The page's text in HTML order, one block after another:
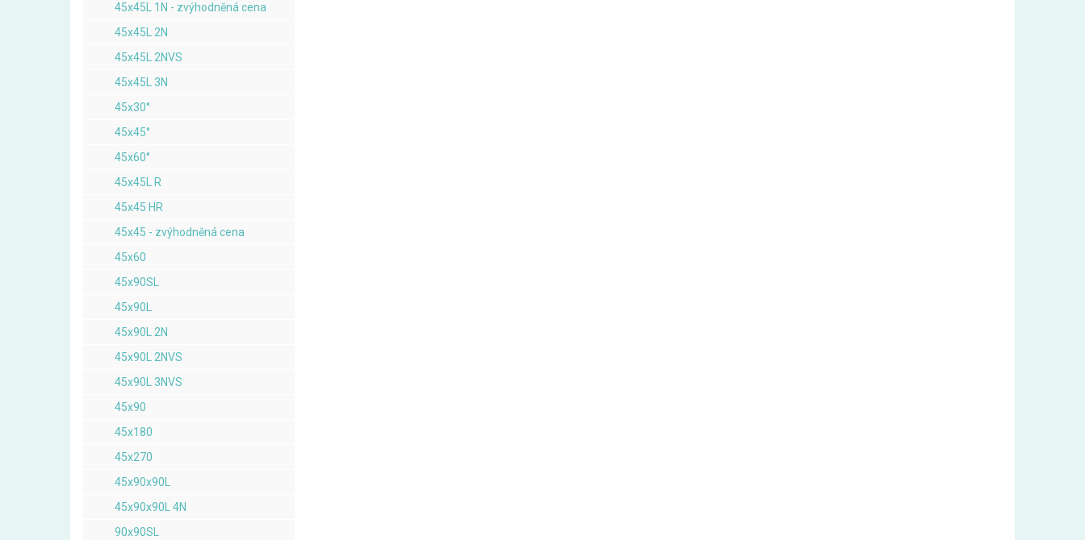
45x45L 1N - zvýhodněná cena
45x45L 2N
45x45L 2NVS
45x45L 3N
45x30°
45x45°
45x60°
45x45L R
45x45 HR
45x45 - zvýhodněná cena
45x60
45x90SL
45x90L
45x90L 2N
45x90L 2NVS
45x90L 3NVS
45x90
45x180
45x270
45x90x90L
45x90x90L 4N
90x90SL